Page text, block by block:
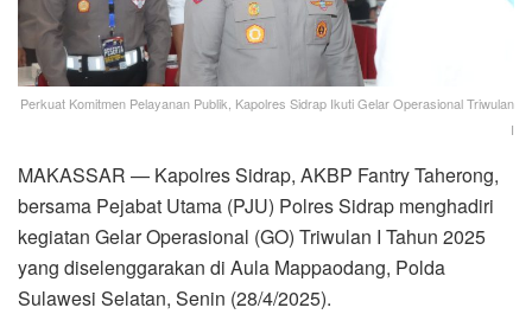
Perkuat Komitmen Pelayanan Publik, Kapolres Sidrap Ikuti Gelar Operasional Triwulan
I
MAKASSAR — Kapolres Sidrap, AKBP Fantry Taherong,
bersama Pejabat Utama (PJU) Polres Sidrap menghadiri
kegiatan Gelar Operasional (GO) Triwulan I Tahun 2025
yang diselenggarakan di Aula Mappaodang, Polda
Sulawesi Selatan, Senin (28/4/2025).